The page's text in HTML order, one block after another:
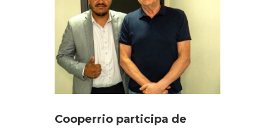
Cooperrio participa de